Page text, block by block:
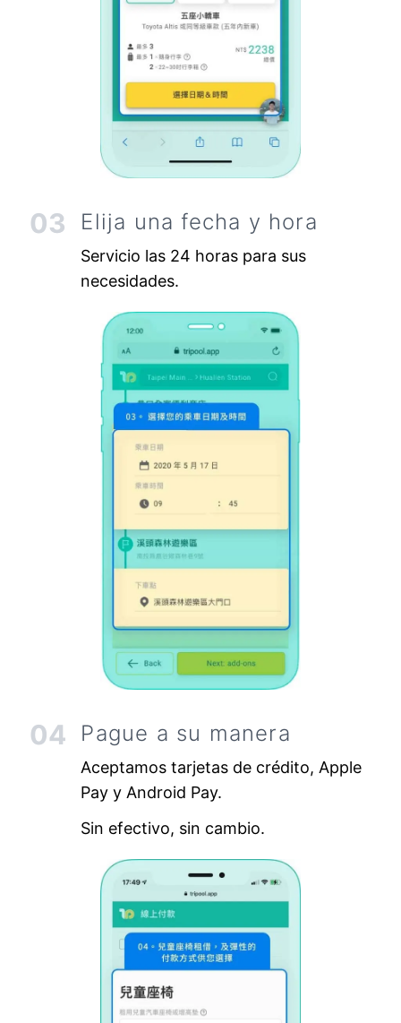
03 Elija una fecha y hora
Servicio las 24 horas para sus
necesidades.
04 Pague a su manera
Aceptamos tarjetas de crédito, Apple
Pay y Android Pay.
Sin efectivo, sin cambio.